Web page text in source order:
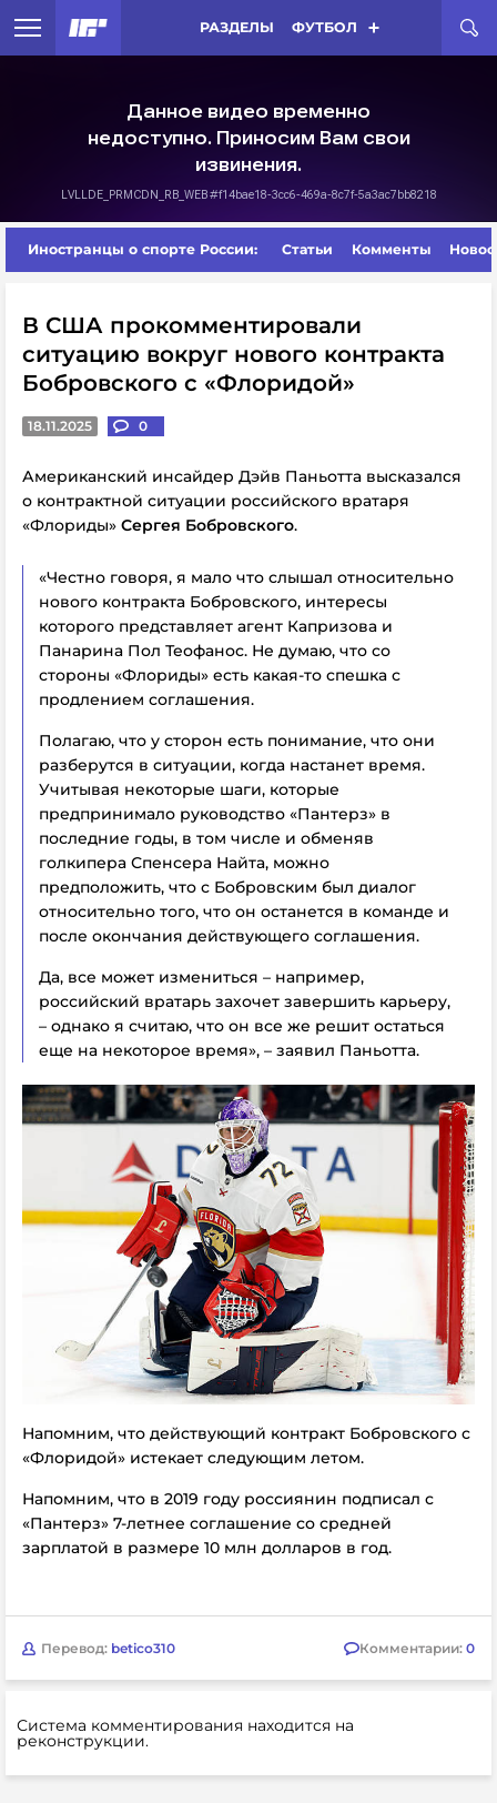
РАЗДЕЛЫ ФУТБОЛ
Иностранцы о спорте России: Статьи Комменты
В США прокомментировали
ситуацию вокруг нового контракта
Бобровского с «Флоридой»
18.11.2025 0
Американский инсайдер Дэйв Паньотта высказался
о контрактной ситуации российского вратаря
«Флориды» Сергея Бобровского.
«Честно говоря, я мало что слышал относительно
нового контракта Бобровского, интересы
которого представляет агент Капризова и
Панарина Пол Теофанос. Не думаю, что со
стороны «Флориды» есть какая-то спешка с
продлением соглашения.
Полагаю, что у сторон есть понимание, что они
разберутся в ситуации, когда настанет время.
Учитывая некоторые шаги, которые
предпринимало руководство «Пантерз» в
последние годы, в том числе и обменяв
голкипера Спенсера Найта, можно
предположить, что с Бобровским был диалог
относительно того, что он останется в команде и
после окончания действующего соглашения.
Да, все может измениться – например,
российский вратарь захочет завершить карьеру,
– однако я считаю, что он все же решит остаться
еще на некоторое время», – заявил Паньотта.
Напомним, что действующий контракт Бобровского с
«Флоридой» истекает следующим летом.
Напомним, что в 2019 году россиянин подписал с
«Пантерз» 7-летнее соглашение со средней
зарплатой в размере 10 млн долларов в год.
Перевод: betico310 Комментарии: 0
Система комментирования находится на
реконструкции.